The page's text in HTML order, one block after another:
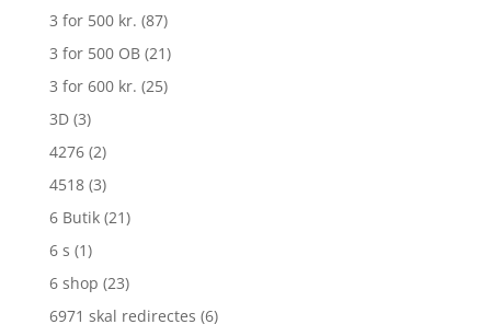
3 for 500 kr. (87)
3 for 500 OB (21)
3 for 600 kr. (25)
3D (3)
4276 (2)
4518 (3)
6 Butik (21)
6 s (1)
6 shop (23)
6971 skal redirectes (6)